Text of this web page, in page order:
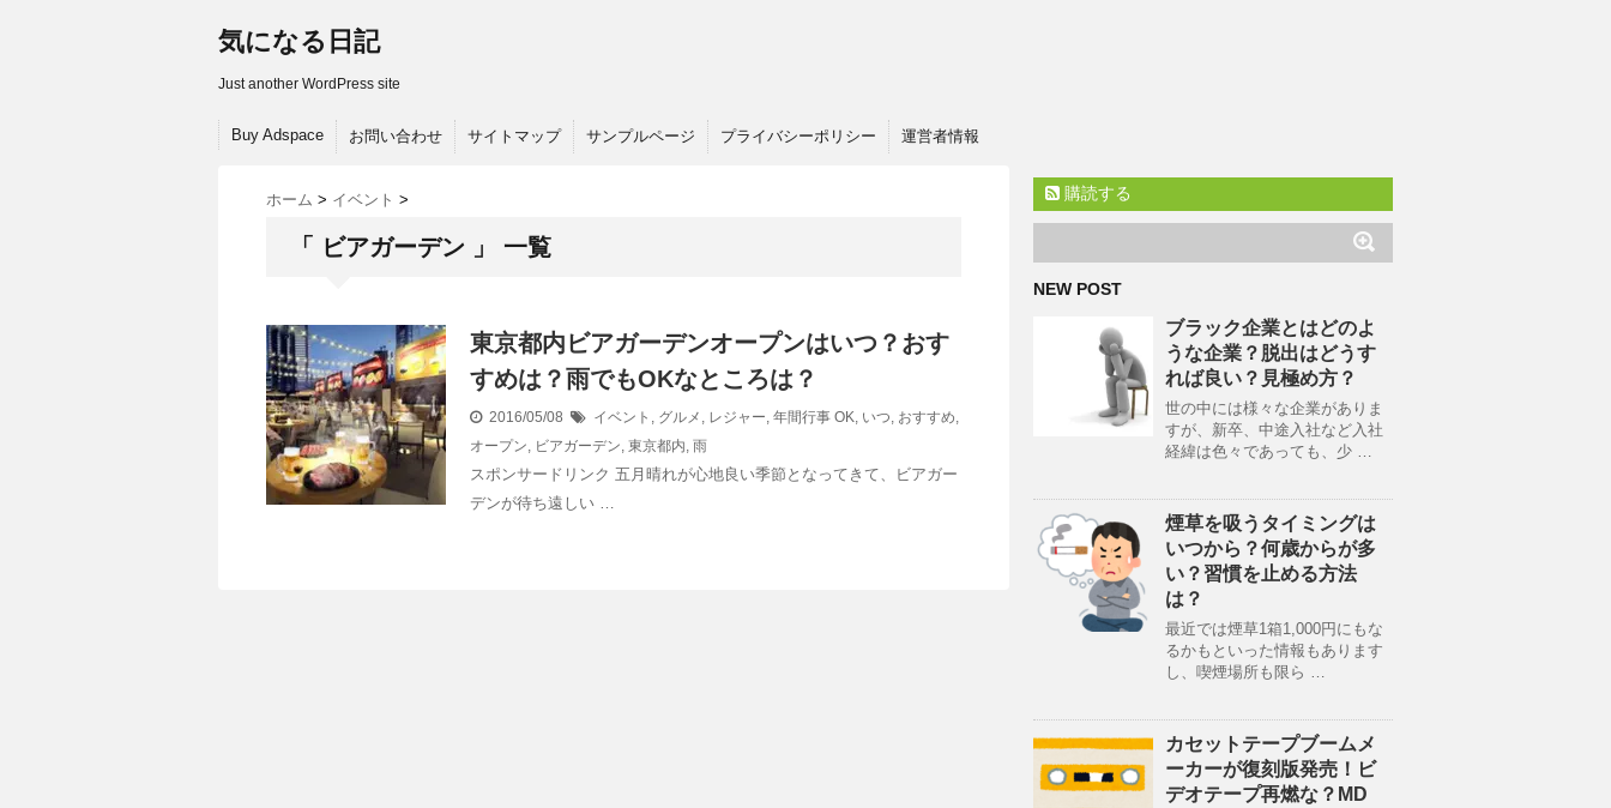
気になる日記
Just another WordPress site
Buy Adspace お問い合わせ サイトマップ サンプルページ プライバシーポリシー 運営者情報
ホーム > イベント >
「 ビアガーデン 」 一覧
東京都内ビアガーデンオープンはいつ？おす
すめは？雨でもOKなところは？
2016/05/08 イベント , グルメ , レジャー, 年間行事 OK, いつ, おすすめ,
オープン, ビアガーデン, 東京都内, 雨
スポンサードリンク 五月晴れが心地良い季節となってきて、ビアガー
デンが待ち遠しい …
購読する
NEW POST
ブラック企業とはどのよ
うな企業？脱出はどうす
れば良い？見極め方？
世の中には様々な企業がありま
すが、新卒、中途入社など入社
経緯は色々であっても、少 …
煙草を吸うタイミングは
いつから？何歳からが多
い？習慣を止める方法
は？
最近では煙草1箱1,000円にもな
るかもといった情報もあります
し、喫煙場所も限ら …
カセットテープブームメ
ーカーが復刻版発売！ビ
デオテープ再燃な？MD